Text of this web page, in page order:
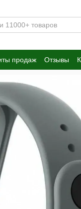
продаж Отзывы